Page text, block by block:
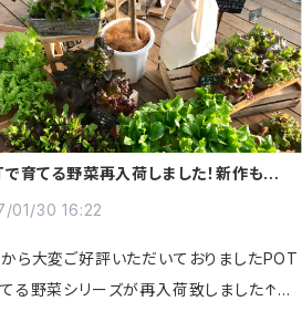
育てる野菜再入荷しました！新作も多数
01/30 16:22
ら大変ご好評いただいておりましたPOT
る野菜シリーズが再入荷致しました↑↑